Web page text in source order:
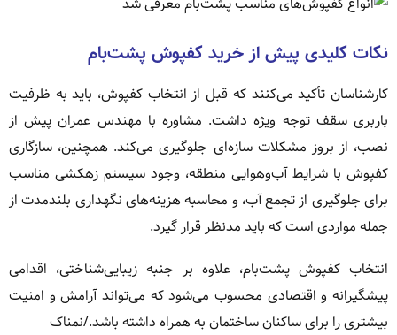
نکات کلیدی پیش از خرید کفپوش پشت‌بام
کارشناسان تأکید می‌کنند که قبل از انتخاب کفپوش، باید به ظرفیت
باربری سقف توجه ویژه داشت. مشاوره با مهندس عمران پیش از
نصب، از بروز مشکلات سازه‌ای جلوگیری می‌کند. همچنین، سازگاری
کفپوش با شرایط آب‌وهوایی منطقه، وجود سیستم زهکشی مناسب
برای جلوگیری از تجمع آب، و محاسبه هزینه‌های نگهداری بلندمدت از
جمله مواردی است که باید مدنظر قرار گیرد.
انتخاب کفپوش پشت‌بام، علاوه بر جنبه زیبایی‌شناختی، اقدامی
پیشگیرانه و اقتصادی محسوب می‌شود که می‌تواند آرامش و امنیت
بیشتری را برای ساکنان ساختمان به همراه داشته باشد./نمناک